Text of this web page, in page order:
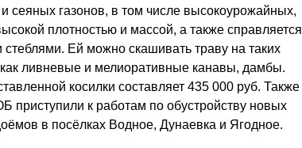
сеяных газонов, в том числе высокоурожайных,
плотностью и массой, а также справляется
Ей можно скашивать траву на таких
ливневые и мелиоративные канавы, дамбы.
косилки составляет 435 000 руб. Также
приступили к работам по обустройству новых
в посёлках Водное, Дунаевка и Ягодное.